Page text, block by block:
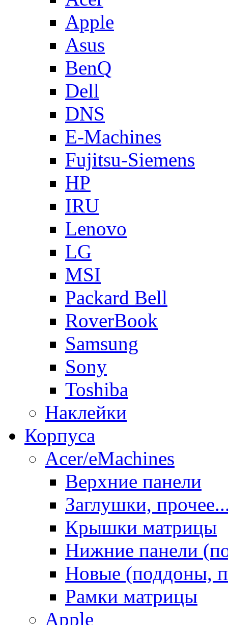
Apple
Asus
BenQ
Dell
DNS
E-Machines
Fujitsu-Siemens
HP
IRU
Lenovo
LG
MSI
Packard Bell
RoverBook
Samsung
Sony
Toshiba
Наклейки
Корпуса
Acer/eMachines
Верхние панели
Заглушки,
Крышки матрицы
Нижние панели
Новые (поддоны,
Рамки матрицы
Apple